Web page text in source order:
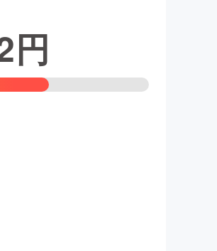
ション円